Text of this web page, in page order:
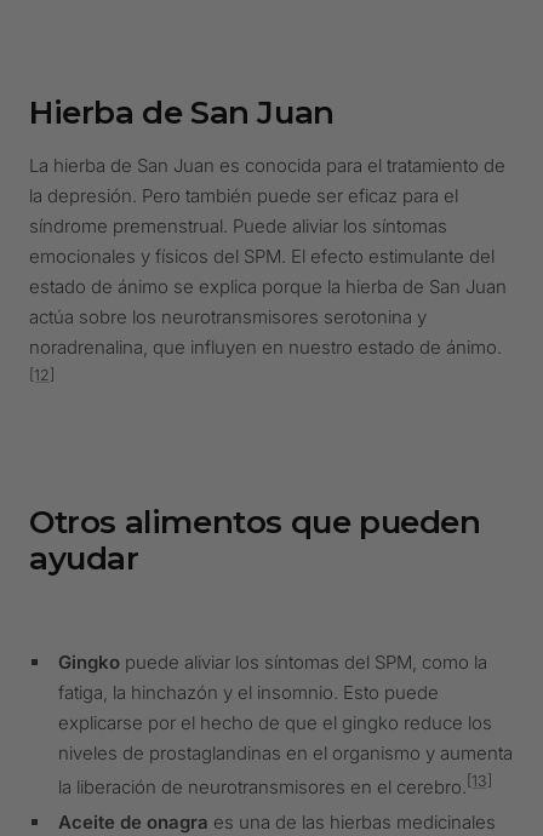
Hierba de San Juan
La hierba de San Juan es conocida para el tratamiento de
la depresión. Pero también puede ser eficaz para el
síndrome premenstrual. Puede aliviar los síntomas
emocionales y físicos del SPM. El efecto estimulante del
estado de ánimo se explica porque la hierba de San Juan
actúa sobre los neurotransmisores serotonina y
noradrenalina, que influyen en nuestro estado de ánimo.
[12]
Otros alimentos que pueden
ayudar
Gingko puede aliviar los síntomas del SPM, como la
fatiga, la hinchazón y el insomnio. Esto puede
explicarse por el hecho de que el gingko reduce los
niveles de prostaglandinas en el organismo y aumenta
la liberación de neurotransmisores en el cerebro. [13]
Aceite de onagra es una de las hierbas medicinales